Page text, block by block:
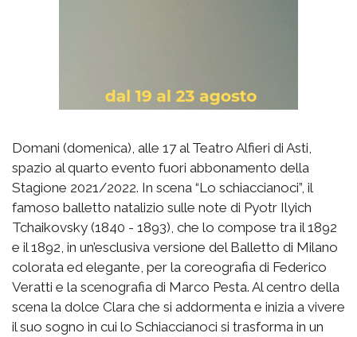
Domani (domenica), alle 17 al Teatro Alfieri di Asti,
spazio al quarto evento fuori abbonamento della
Stagione 2021/2022. In scena “Lo schiaccianoci”, il
famoso balletto natalizio sulle note di Pyotr Ilyich
Tchaikovsky (1840 - 1893), che lo compose tra il 1892
e il 1892, in un’esclusiva versione del Balletto di Milano
colorata ed elegante, per la coreografia di Federico
Veratti e la scenografia di Marco Pesta. Al centro della
scena la dolce Clara che si addormenta e inizia a vivere
il suo sogno in cui lo Schiaccianoci si trasforma in un